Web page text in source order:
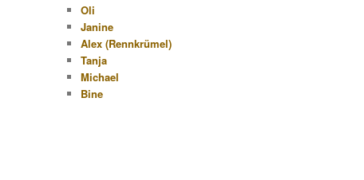
Oli
Janine
Alex (Rennkrümel)
Tanja
Michael
Bine